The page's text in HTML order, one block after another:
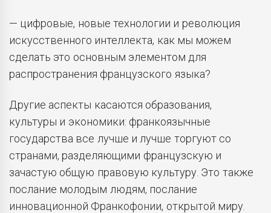
— цифровые, новые технологии и революция
искусственного интеллекта, как мы можем
сделать это основным элементом для
распространения французского языка?
Другие аспекты касаются образования,
культуры и экономики: франкоязычные
государства все лучше и лучше торгуют со
странами, разделяющими французскую и
зачастую общую правовую культуру. Это также
послание молодым людям, послание
инновационной Франкофонии, открытой миру.